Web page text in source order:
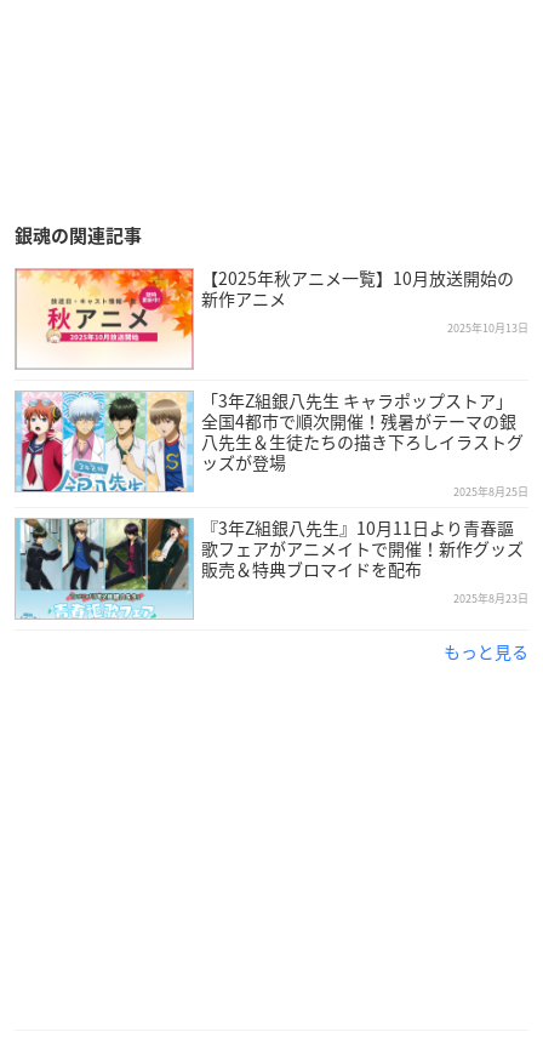
銀魂の関連記事
【2025年秋アニメ一覧】10月放送開始の
新作アニメ
2025年10月13日
「3年Z組銀八先生 キャラポップストア」
全国4都市で順次開催！残暑がテーマの銀
八先生＆生徒たちの描き下ろしイラストグ
ッズが登場
2025年8月25日
『3年Z組銀八先生』10月11日より青春謳
歌フェアがアニメイトで開催！新作グッズ
販売＆特典ブロマイドを配布
2025年8月23日
もっと見る